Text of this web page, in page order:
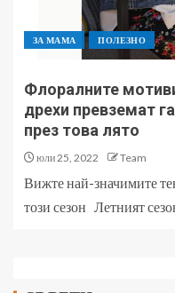
ЗА МАМА ПОЛЕЗНО
Флоралните
дрехи превземат
през това лято
юли 25, 2022 Team
Вижте най-значимите
този сезон Летният